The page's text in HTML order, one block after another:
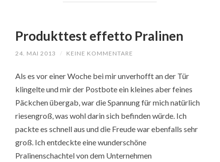
Produkttest effetto Pralinen
24. MAI 2013 / KEINE KOMMENTARE
Als es vor einer Woche bei mir unverhofft an der Tür
klingelte und mir der Postbote ein kleines aber feines
Päckchen übergab, war die Spannung für mich natürlich
riesengroß, was wohl darin sich befinden würde. Ich
packte es schnell aus und die Freude war ebenfalls sehr
groß. Ich entdeckte eine wunderschöne
Pralinenschachtel von dem Unternehmen